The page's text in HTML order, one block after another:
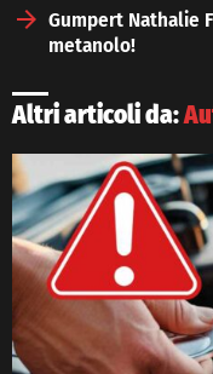
Gumpert Nathalie
metanolo!
Altri articoli da: